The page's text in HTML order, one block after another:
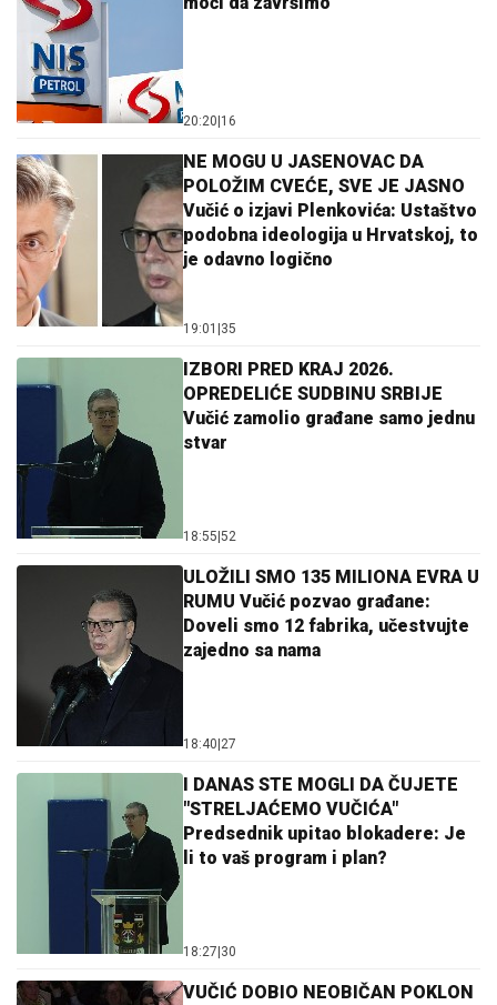
20:20 16
NE MOGU U JASENOVAC DA
POLOŽIM CVEĆE, SVE JE JASNO
Vučić o izjavi Plenkovića: Ustaštvo
podobna ideologija u Hrvatskoj, to
je odavno logično
19:01 35
IZBORI PRED KRAJ 2026.
OPREDELIĆE SUDBINU SRBIJE
Vučić zamolio građane samo jednu
stvar
18:55 52
ULOŽILI SMO 135 MILIONA EVRA U
RUMU Vučić pozvao građane:
Doveli smo 12 fabrika, učestvujte
zajedno sa nama
18:40 27
I DANAS STE MOGLI DA ČUJETE
"STRELJAĆEMO VUČIĆA"
Predsednik upitao blokadere: Je
li to vaš program i plan?
18:27 30
VUČIĆ DOBIO NEOBIČAN POKLON